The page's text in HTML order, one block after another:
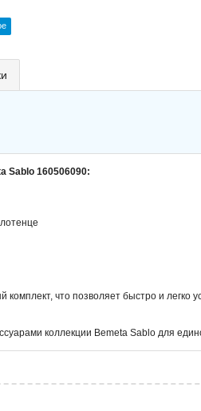
Sablo 160506090:
что позволяет быстро и легко
коллекции Bemeta Sablo для